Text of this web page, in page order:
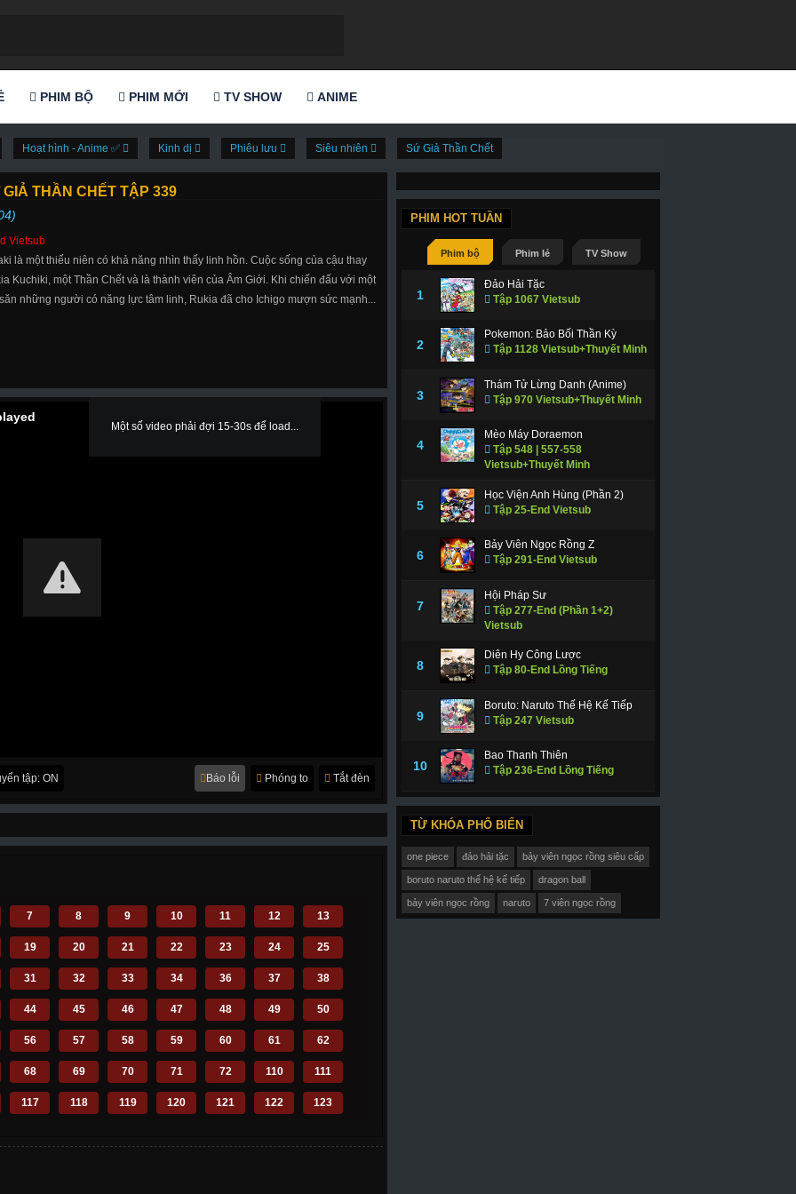
PHIM BỘ PHIM MỚI TV SHOW ANIME
Hoạt hình - Anime ✅ Kinh dị Phiêu lưu Siêu nhiên Sứ Giả Thần Chết
THẦN CHẾT TẬP 339
Vietsub
là một thiếu niên có khả năng nhìn thấy linh hồn. Cuộc sống của cậu thay
Kuchiki, một Thần Chết và là thành viên của Âm Giới. Khi chiến đấu với một
những người có năng lực tâm linh, Rukia đã cho Ichigo mượn sức mạnh...
Một số video phải đợi 15-30s để load...
tập: ON Tắt đèn
Phóng to
Báo lỗi
7 8 9 10 11 12 13
19 20 21 22 23 24 25
31 32 33 34 36 37 38
44 45 46 47 48 49 50
56 57 58 59 60 61 62
68 69 70 71 72 110 111
117 118 119 120 121 122 123
PHIM HOT TUẦN
Phim bộ Phim lẻ TV Show
1
Đảo Hải Tặc
Tập 1067 Vietsub
2
Pokemon: Bảo Bối Thần Kỳ
Tập 1128 Vietsub+Thuyết Minh
3
Thám Tử Lừng Danh (Anime)
Tập 970 Vietsub+Thuyết Minh
4
Mèo Máy Doraemon
Tập 548 | 557-558
Vietsub+Thuyết Minh
5
Học Viện Anh Hùng (Phần 2)
Tập 25-End Vietsub
6
Bảy Viên Ngọc Rồng Z
Tập 291-End Vietsub
7
Hội Pháp Sư
Tập 277-End (Phần 1+2)
Vietsub
8
Diên Hy Công Lược
Tập 80-End Lồng Tiếng
9
Boruto: Naruto Thế Hệ Kế Tiếp
Tập 247 Vietsub
10
Bao Thanh Thiên
Tập 236-End Lồng Tiếng
TỪ KHÓA PHỔ BIẾN
one piece đảo hải tặc bảy viên ngọc rồng siêu cấp
boruto naruto thế hệ kế tiếp dragon ball
bảy viên ngọc rồng naruto 7 viên ngọc rồng